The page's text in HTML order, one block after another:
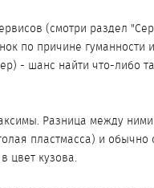
(смотри раздел
по причине гуманности
- шанс найти что-либо
Разница между
пластмасса) и
цвет кузова.